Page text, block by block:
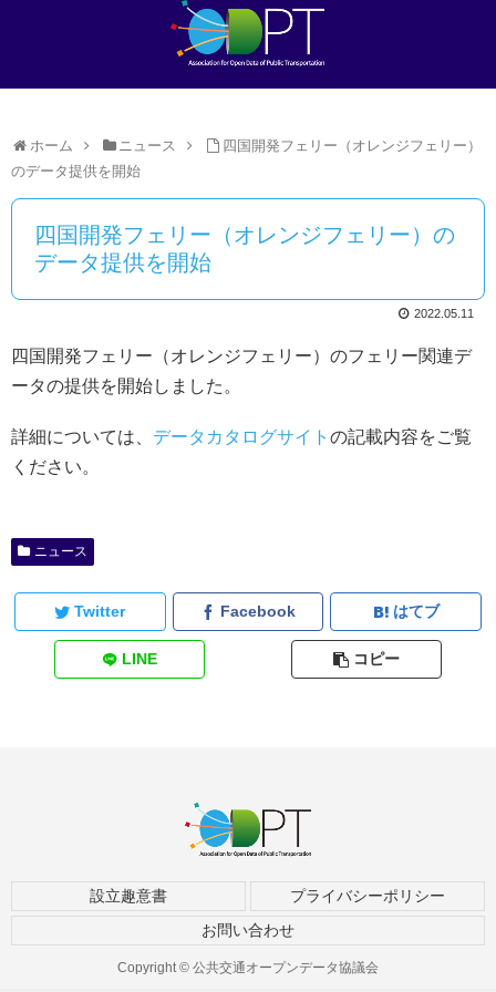
ホーム ニュース
四国開発フェリー（オレンジフェリー）
のデータ提供を開始
四国開発フェリー（オレンジフェリー）の
データ提供を開始
2022.05.11
四国開発フェリー（オレンジフェリー）のフェリー関連デ
ータの提供を開始しました。
詳細については、 データカタログサイト の記載内容をご覧
ください。
ニュース
Twitter Facebook はてブ
LINE コピー
設立趣意書
プライバシーポリシー
お問い合わせ
Copyright © 公共交通オープンデータ協議会